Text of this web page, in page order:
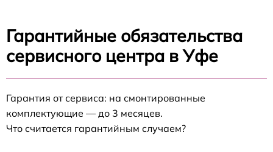
Гарантийные обязательства
сервисного центра в Уфе
Гарантия от сервиса: на смонтированные
комплектующие — до 3 месяцев.
Что считается гарантийным случаем?